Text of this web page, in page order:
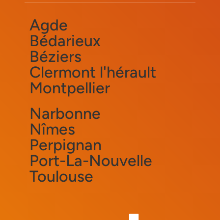
Agde
Bédarieux
Béziers
Clermont l'hérault
Montpellier
Narbonne
Nîmes
Perpignan
Port-La-Nouvelle
Toulouse